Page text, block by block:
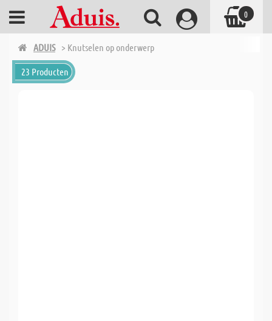
ADUIS > Knutselen op onderwerp
23 Producten
0